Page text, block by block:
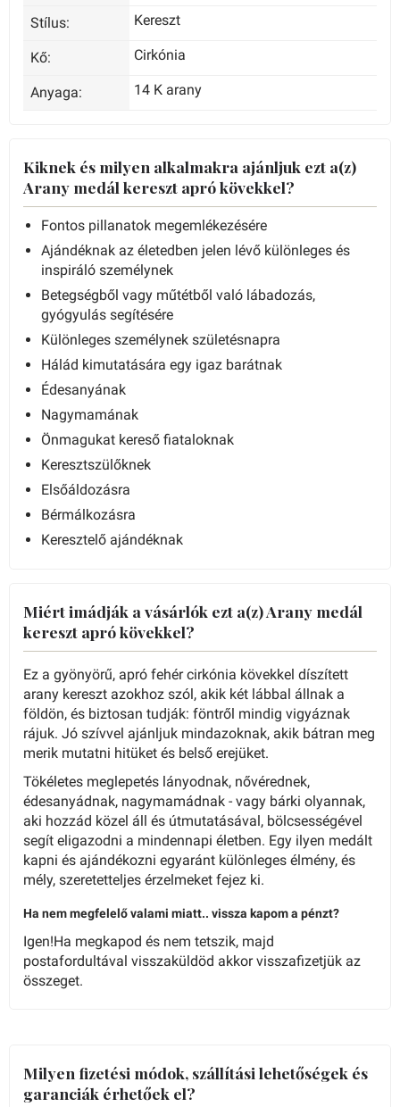
Stílus:
Kereszt
Kő: Cirkónia
Anyaga: 14 K arany
Kiknek és milyen alkalmakra ajánljuk ezt a(z)
Arany medál kereszt apró kövekkel?
Fontos pillanatok megemlékezésére
Ajándéknak az életedben jelen lévő különleges és
inspiráló személynek
Betegségből vagy műtétből való lábadozás,
gyógyulás segítésére
Különleges személynek születésnapra
Hálád kimutatására egy igaz barátnak
Édesanyának
Nagymamának
Önmagukat kereső fiataloknak
Keresztszülőknek
Elsőáldozásra
Bérmálkozásra
Keresztelő ajándéknak
Miért imádják a vásárlók ezt a(z) Arany medál
kereszt apró kövekkel?
Ez a gyönyörű, apró fehér cirkónia kövekkel díszített
arany kereszt azokhoz szól, akik két lábbal állnak a
földön, és biztosan tudják: föntről mindig vigyáznak
rájuk. Jó szívvel ajánljuk mindazoknak, akik bátran meg
merik mutatni hitüket és belső erejüket.
Tökéletes meglepetés lányodnak, nővérednek,
édesanyádnak, nagymamádnak - vagy bárki olyannak,
aki hozzád közel áll és útmutatásával, bölcsességével
segít eligazodni a mindennapi életben. Egy ilyen medált
kapni és ajándékozni egyaránt különleges élmény, és
mély, szeretetteljes érzelmeket fejez ki.
Ha nem megfelelő valami miatt.. vissza kapom a pénzt?
Igen!Ha megkapod és nem tetszik, majd
postafordultával visszaküldöd akkor visszafizetjük az
összeget.
Milyen fizetési módok, szállítási lehetőségek és
garanciák érhetőek el?